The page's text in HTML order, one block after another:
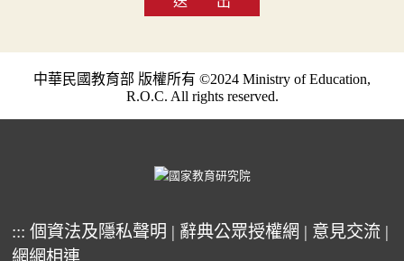
中華民國教育部 版權所有 ©2024 Ministry of Education,
R.O.C. All rights reserved.
::: 個資法及隱私聲明 | 辭典公眾授權網 | 意見交流 |
網網相連